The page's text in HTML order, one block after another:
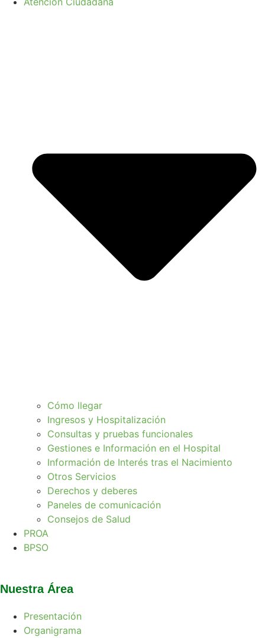
Cómo llegar
Ingresos y Hospitalización
Consultas y pruebas funcionales
Gestiones e Información en el Hospital
Información de Interés tras el Nacimiento
Otros Servicios
Derechos y deberes
Paneles de comunicación
Consejos de Salud
PROA
BPSO
Nuestra Área
Presentación
Organigrama